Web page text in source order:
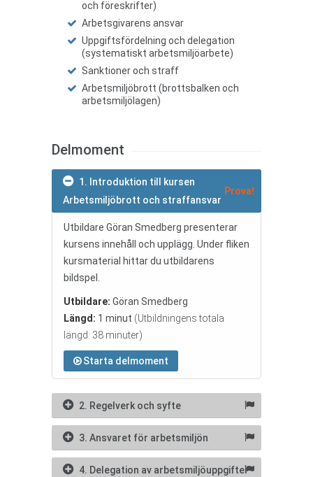
och föreskrifter)
Arbetsgivarens ansvar
Uppgiftsfördelning och delegation
(systematiskt arbetsmiljöarbete)
Sanktioner och straff
Arbetsmiljöbrott (brottsbalken och
arbetsmiljölagen)
Delmoment
1. Introduktion till kursen
Arbetsmiljöbrott och straffansvar
Prova!
Utbildare Göran Smedberg presenterar
kursens innehåll och upplägg. Under fliken
kursmaterial hittar du utbildarens
bildspel.
Utbildare: Göran Smedberg
Längd: 1 minut (Utbildningens totala
längd: 38 minuter)
Starta delmoment
2. Regelverk och syfte
3. Ansvaret för arbetsmiljön
4. Delegation av arbetsmiljöuppgifter